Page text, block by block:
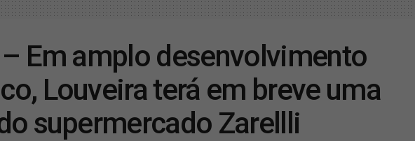
Em amplo desenvolvimento
Louveira terá em breve uma
supermercado Zarellli